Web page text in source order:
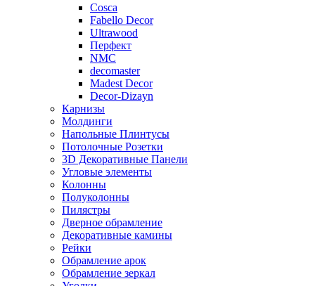
Cosca
Fabello Decor
Ultrawood
Перфект
NMC
decomaster
Madest Decor
Decor-Dizayn
Карнизы
Молдинги
Напольные Плинтусы
Потолочные Розетки
3D Декоративные Панели
Угловые элементы
Колонны
Полуколонны
Пилястры
Дверное обрамление
Декоративные камины
Рейки
Обрамление арок
Обрамление зеркал